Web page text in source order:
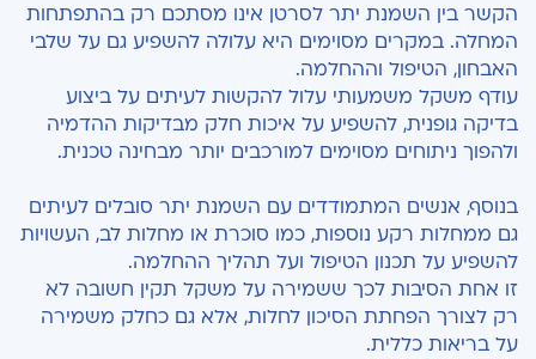
הקשר בין השמנת יתר לסרטן אינו מסתכם רק בהתפתחות
המחלה. במקרים מסוימים היא עלולה להשפיע גם על שלבי
האבחון, הטיפול וההחלמה.
עודף משקל משמעותי עלול להקשות לעיתים על ביצוע
בדיקה גופנית, להשפיע על איכות חלק מבדיקות ההדמיה
ולהפוך ניתוחים מסוימים למורכבים יותר מבחינה טכנית.
בנוסף, אנשים המתמודדים עם השמנת יתר סובלים לעיתים
גם ממחלות רקע נוספות, כמו סוכרת או מחלות לב, העשויות
להשפיע על תכנון הטיפול ועל תהליך ההחלמה.
זו אחת הסיבות לכך ששמירה על משקל תקין חשובה לא
רק לצורך הפחתת הסיכון לחלות, אלא גם כחלק משמירה
על בריאות כללית.